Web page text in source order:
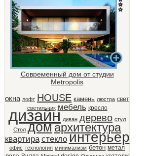
Современный дом от студии
Metropolis
окна лофт HOUSE камень люстра свет
светильник мебель кресло
дизайн диван дерево стул
Стол домархитектура
квартира стекло интерьер
офис технология минимализм бетон метал